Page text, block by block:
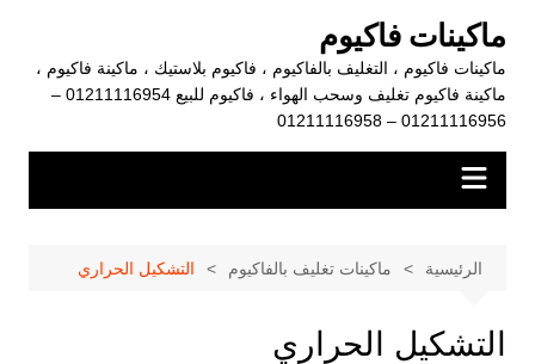
المحتوى
ماكينات فاكيوم
ماكينات فاكيوم ، التغليف بالفاكيوم ، فاكيوم بلاستيك ، ماكينة فاكيوم ،
ماكينة فاكيوم تغليف وسحب الهواء ، فاكيوم للبيع 01211116954 –
01211116956 – 01211116958
الرئيسية ماكينات تغليف بالفاكيوم التشكيل الحراري
التشكيل الحراري